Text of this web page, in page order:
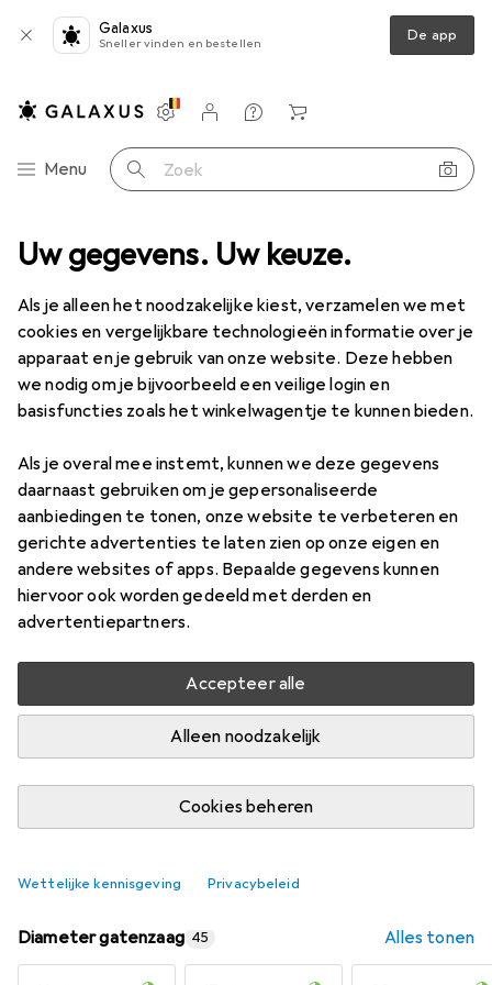
Uw gegevens. Uw keuze.
Als je alleen het noodzakelijke kiest, verzamelen we met
cookies en vergelijkbare technologieën informatie over je
apparaat en je gebruik van onze website. Deze hebben
we nodig om je bijvoorbeeld een veilige login en
basisfuncties zoals het winkelwagentje te kunnen bieden.
Als je overal mee instemt, kunnen we deze gegevens
daarnaast gebruiken om je gepersonaliseerde
aanbiedingen te tonen, onze website te verbeteren en
gerichte advertenties te laten zien op onze eigen en
andere websites of apps. Bepaalde gegevens kunnen
hiervoor ook worden gedeeld met derden en
advertentiepartners.
Accepteer alle
Alleen noodzakelijk
Cookies beheren
Wettelijke kennisgeving Privacybeleid
Galaxus
Sneller vinden en bestellen De app
Categorie navigatie
Menu Zoek op
Instellingen
Klantenaccount
Produktvergelijking
Verlanglijstje
Winkelmandje
Boren + schroeven Gatenzagen Starrett Gatenzaag
1 Afbeelding
Starrett Gatenzaag
133 mm
Prijs in EUR inclusief BTW
EUR
53,47
14
Waarderingscijfers
Levering tussen do, 13/8 en vr, 14/8
Slechts 4 stuk op voorraad bij leverancier
In winkelmandje
Vergelijk
Diameter gatenzaag 45 Alles tonen